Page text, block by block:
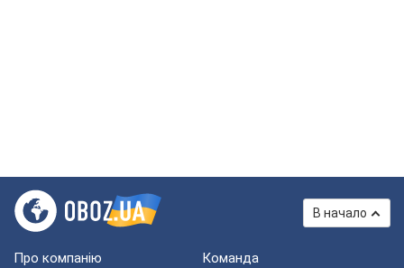
В начало
Про компанію Команда